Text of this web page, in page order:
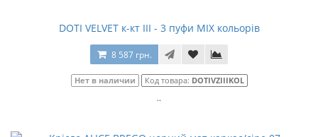
DOTI VELVET к-кт III - 3 пуфи MIX кольорів
8 587 грн.
Нет в наличии Код товара: DOTIVZIIIKOL
..